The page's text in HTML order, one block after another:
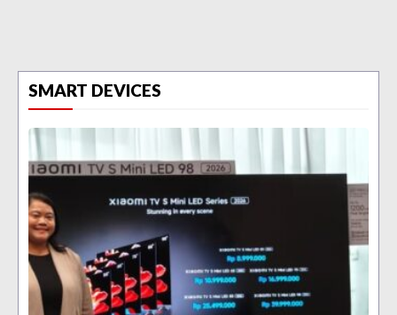
SMART DEVICES